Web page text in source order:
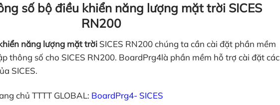
số bộ điều khiển năng lượng mặt trời SICES
RN200
năng lượng mặt trờiSICES RN200 chúng ta cần cài đặt phần mềm
thông số cho SICES RN200. BoardPrg4là phần mềm hỗ trợ cài đặt các
SICES.
chủ TTTT GLOBAL: BoardPrg4- SICES